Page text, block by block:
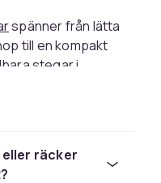
spänner från lätta
till en kompakt
stegar i
stål ofta
tid. Kontrollera
med
räcker